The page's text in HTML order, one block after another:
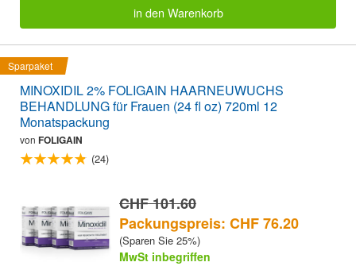
in den Warenkorb
Sparpaket
MINOXIDIL 2% FOLIGAIN HAARNEUWUCHS
BEHANDLUNG für Frauen (24 fl oz) 720ml 12
Monatspackung
von FOLIGAIN
(24)
CHF 101.60
Packungspreis: CHF 76.20
(Sparen Sie 25%)
MwSt inbegriffen